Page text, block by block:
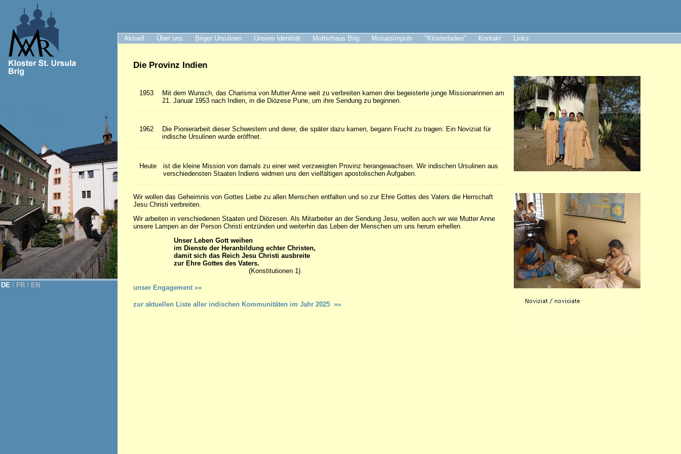
Aktuell Über uns Briger Ursulinen Unsere Identität Mutterhaus Brig Monatsimpuls "Klosterladen" Kontakt Links
DE FR EN
Die Provinz Indien
1953
Mit dem Wunsch, das Charisma von Mutter Anne weit zu verbreiten kamen drei begeisterte junge Missionarinnen am
21. Januar 1953 nach Indien, in die Diözese Pune, um ihre Sendung zu beginnen.
1962
Die Pionierarbeit dieser Schwestern und derer, die später dazu kamen, begann Frucht zu tragen: Ein Noviziat für
indische Ursulinen wurde eröffnet.
Heute
ist die kleine Mission von damals zu einer weit verzweigten Provinz herangewachsen. Wir indischen Ursulinen aus
verschiedensten Staaten Indiens widmen uns den vielfältigen apostolischen Aufgaben.
Wir wollen das Geheimnis von Gottes Liebe zu allen Menschen entfalten und so zur Ehre Gottes des Vaters die Herrschaft
Jesu Christi verbreiten.
Wir arbeiten in verschiedenen Staaten und Diözesen. Als Mitarbeiter an der Sendung Jesu, wollen auch wir wie Mutter Anne
unsere Lampen an der Person Christi entzünden und weiterhin das Leben der Menschen um uns herum erhellen.
Unser Leben Gott weihen
im Dienste der Heranbildung echter Christen,
damit sich das Reich Jesu Christi ausbreite
zur Ehre Gottes des Vaters.
(Konstitutionen 1)
unser Engagement »»
zur aktuellen Liste aller indischen Kommunitäten im Jahr 2025 »»